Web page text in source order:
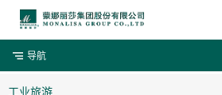
导航
工业旅游